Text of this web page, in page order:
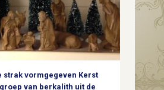
strak vormgegeven Kerst
van berkalith uit de